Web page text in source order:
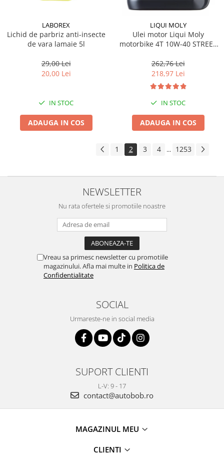
LABOREX
Lichid de parbriz anti-insecte
de vara lamaie 5l
29,00 Lei
20,00 Lei
IN STOC
ADAUGA IN COS
LIQUI MOLY
Ulei motor Liqui Moly
motorbike 4T 10W-40 STREET
262,76 Lei
218,97 Lei
IN STOC
ADAUGA IN COS
1 2 3 4 ... 1253
NEWSLETTER
Nu rata ofertele si promotiile noastre
Vreau sa primesc newsletter cu promotiile
magazinului. Afla mai multe in Politica de
Confidentialitate
SOCIAL
Urmareste-ne in social media
SUPORT CLIENTI
L-V: 9 - 17
contact@autobob.ro
MAGAZINUL MEU
CLIENTI